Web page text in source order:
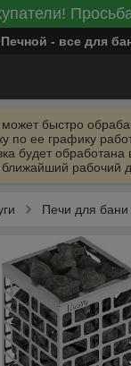
Печной - все для
быстро
по ее графику
будет обработана
рабочий
Печи для бани